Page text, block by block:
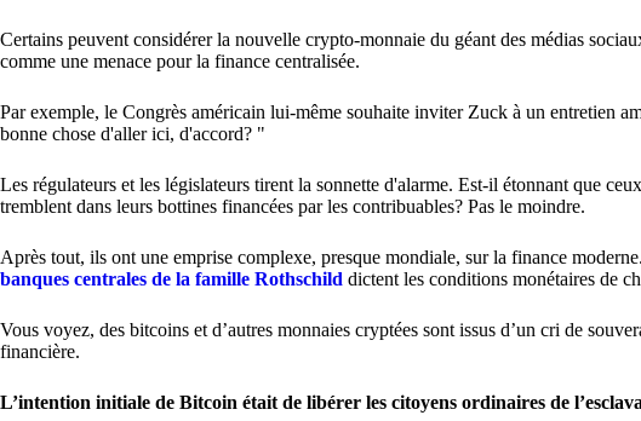
Certains peuvent considérer la nouvelle crypto-monnaie du géant des médias
comme une menace pour la finance centralisée.
Par exemple, le Congrès américain lui-même souhaite inviter Zuck à un entretien
bonne chose d'aller ici, d'accord? "
Les régulateurs et les législateurs tirent la sonnette d'alarme. Est-il étonnant que
tremblent dans leurs bottines financées par les contribuables? Pas le moindre.
Après tout, ils ont une emprise complexe, presque mondiale, sur la finance
banques centrales de la famille Rothschild dictent les conditions monétaires de
Vous voyez, des bitcoins et d’autres monnaies cryptées sont issus d’un cri de
financière.
L’intention initiale de Bitcoin était de libérer les citoyens ordinaires de